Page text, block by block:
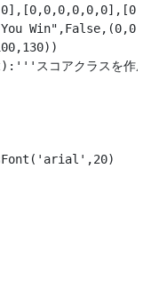
スコアクラスを作